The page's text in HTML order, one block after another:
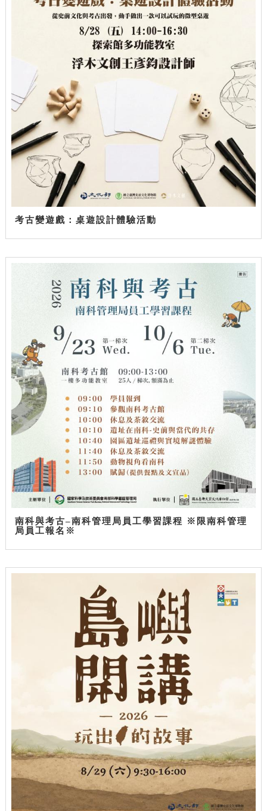
考古變遊戲：桌遊設計體驗活動
南科與考古–南科管理局員工學習課程 ※限南科管理
局員工報名※